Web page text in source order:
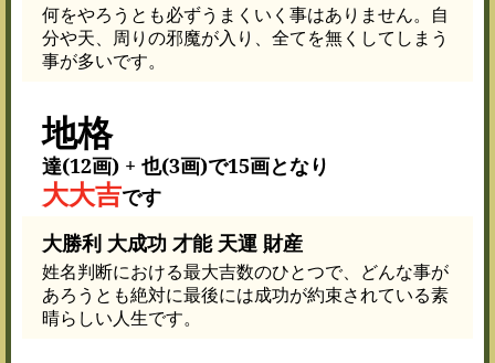
何をやろうとも必ずうまくいく事はありません。自
分や天、周りの邪魔が入り、全てを無くしてしまう
事が多いです。
地格
達(12画) + 也(3画)で15画となり
大大吉です
大勝利 大成功 才能 天運 財産
姓名判断における最大吉数のひとつで、どんな事が
あろうとも絶対に最後には成功が約束されている素
晴らしい人生です。